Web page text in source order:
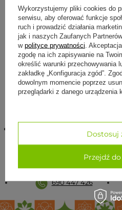
Mata do pilatesu Phoenix
Fitness 1 cm - czarny
69,99 zł99,99 zł
Cena regularna:99,99 zł -30%
Najniższa cena z 30 dni przed
obniżką:69,99 zł 0%
Do koszyka
Infolinia czynna od
godz. 9:30
Sklep internetowy - Yoga
801
690 447 426
Wykorzystujemy pliki cookies do
serwisu, aby oferować funkcje
ruch i prowadzić działania
jak i naszych Zaufanych
w polityce prywatności .
zgodę na ich zapisywanie na
określić warunki przechowywania
zakładkę „Konfiguracja zgód”.
dowolnym momencie poprzez
przeglądarki z danego urządzenia
Dostosuj
Przejdź